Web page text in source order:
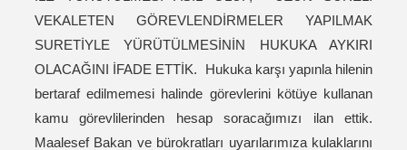
VEKALETEN GÖREVLENDİRMELER YAPILMAK
SURETİYLE YÜRÜTÜLMESİNİN HUKUKA AYKIRI
OLACAĞINI İFADE ETTİK. Hukuka karşı yapınla hilenin
bertaraf edilmemesi halinde görevlerini kötüye kullanan
kamu görevlilerinden hesap soracağımızı ilan ettik.
Maalesef Bakan ve bürokratları uyarılarımıza kulaklarını